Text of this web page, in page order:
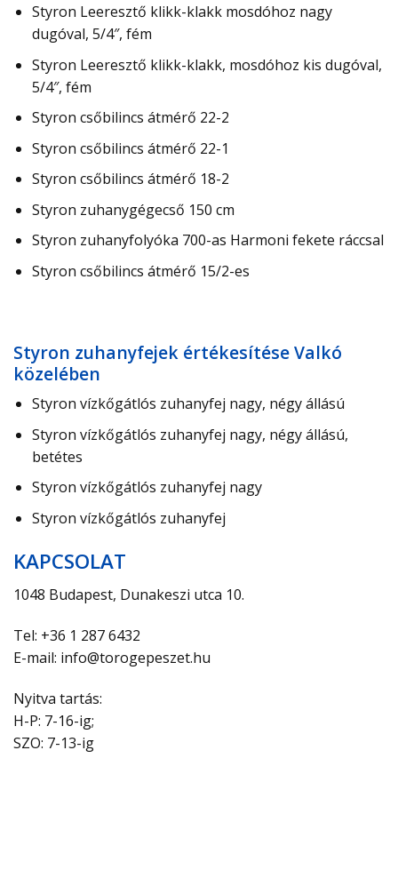
Styron Leeresztő klikk-klakk mosdóhoz nagy
dugóval, 5/4″, fém
Styron Leeresztő klikk-klakk, mosdóhoz kis dugóval,
5/4″, fém
Styron csőbilincs átmérő 22-2
Styron csőbilincs átmérő 22-1
Styron csőbilincs átmérő 18-2
Styron zuhanygégecső 150 cm
Styron zuhanyfolyóka 700-as Harmoni fekete ráccsal
Styron csőbilincs átmérő 15/2-es
Styron zuhanyfejek értékesítése Valkó
közelében
Styron vízkőgátlós zuhanyfej nagy, négy állású
Styron vízkőgátlós zuhanyfej nagy, négy állású,
betétes
Styron vízkőgátlós zuhanyfej nagy
Styron vízkőgátlós zuhanyfej
KAPCSOLAT
1048 Budapest, Dunakeszi utca 10.
Tel: +36 1 287 6432
E-mail: info@torogepeszet.hu
Nyitva tartás:
H-P: 7-16-ig;
SZO: 7-13-ig